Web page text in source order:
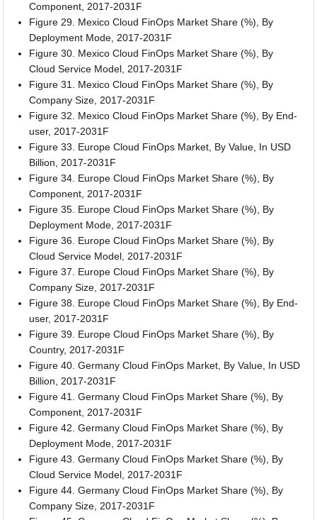
Component, 2017-2031F
Figure 29. Mexico Cloud FinOps Market Share (%), By
Deployment Mode, 2017-2031F
Figure 30. Mexico Cloud FinOps Market Share (%), By
Cloud Service Model, 2017-2031F
Figure 31. Mexico Cloud FinOps Market Share (%), By
Company Size, 2017-2031F
Figure 32. Mexico Cloud FinOps Market Share (%), By End-
user, 2017-2031F
Figure 33. Europe Cloud FinOps Market, By Value, In USD
Billion, 2017-2031F
Figure 34. Europe Cloud FinOps Market Share (%), By
Component, 2017-2031F
Figure 35. Europe Cloud FinOps Market Share (%), By
Deployment Mode, 2017-2031F
Figure 36. Europe Cloud FinOps Market Share (%), By
Cloud Service Model, 2017-2031F
Figure 37. Europe Cloud FinOps Market Share (%), By
Company Size, 2017-2031F
Figure 38. Europe Cloud FinOps Market Share (%), By End-
user, 2017-2031F
Figure 39. Europe Cloud FinOps Market Share (%), By
Country, 2017-2031F
Figure 40. Germany Cloud FinOps Market, By Value, In USD
Billion, 2017-2031F
Figure 41. Germany Cloud FinOps Market Share (%), By
Component, 2017-2031F
Figure 42. Germany Cloud FinOps Market Share (%), By
Deployment Mode, 2017-2031F
Figure 43. Germany Cloud FinOps Market Share (%), By
Cloud Service Model, 2017-2031F
Figure 44. Germany Cloud FinOps Market Share (%), By
Company Size, 2017-2031F